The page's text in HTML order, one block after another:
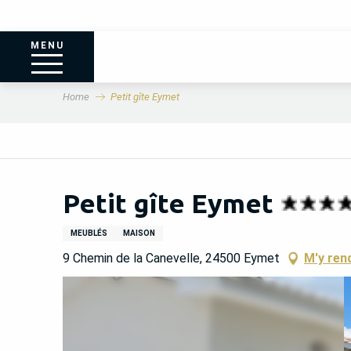
MENU
Home Petit gîte Eymet
Petit gîte Eymet
MEUBLÉS MAISON
9 Chemin de la Canevelle, 24500 Eymet M'y